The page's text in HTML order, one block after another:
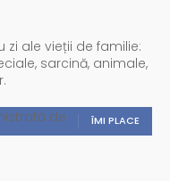
zi ale vieții de familie:
sarcină, animale,
ÎMI PLACE
de